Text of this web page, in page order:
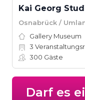
Kai Georg
Osnabrück /
Gallery Museum
3
300 Gäste
Darf es